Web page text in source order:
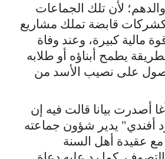
لأن تلك الجماعات
قابضة تملك مشاريع
مالية كبيرة، وعند وفاة
يطمح أبناؤه أو طلابه
على نصيب الأسد من
أصدرت بيانا قالت فيه إن
أفندي" يدير شؤون جماعته
عقيدة أهل السنة